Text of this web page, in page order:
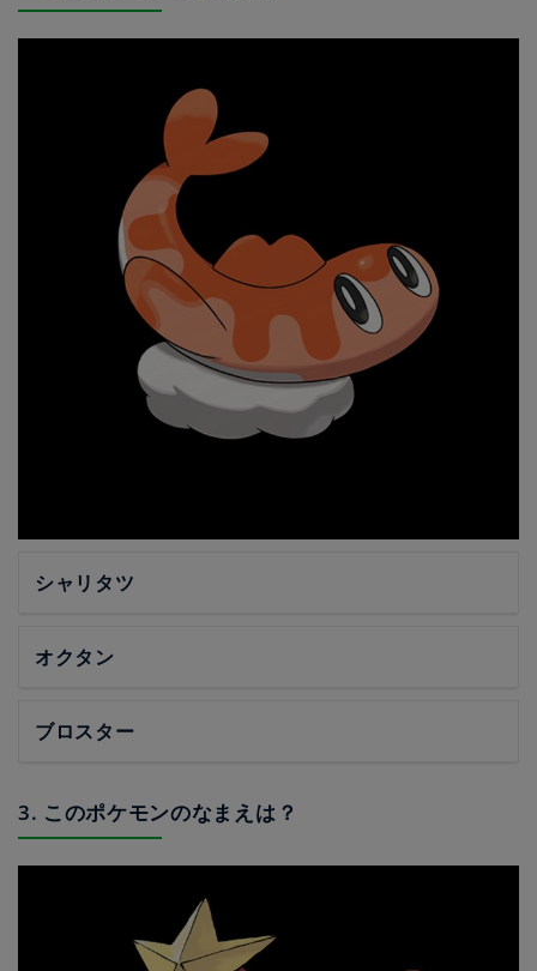
シャリタツ
オクタン
ブロスター
3. このポケモンのなまえは？